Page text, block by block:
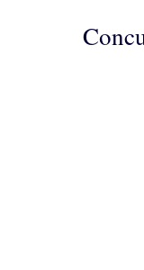
Concursuri